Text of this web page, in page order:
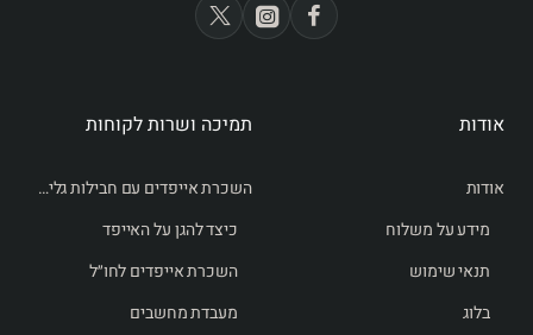
אודות
אודות
מידע על משלוח
תנאי שימוש
בלוג
תמיכה ושרות לקוחות
השכרת אייפדים עם חבילות גלישה לחו״ל
כיצד להגן על האייפד
השכרת אייפדים לחו״ל
מעבדת מחשבים